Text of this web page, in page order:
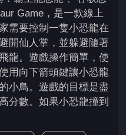
Game，是一款線上
需要控制一隻小恐龍在
開仙人掌，並躲避隨著
龍。遊戲操作簡單，使
用向下箭頭鍵讓小恐龍
小鳥。遊戲的目標是盡
分數。如果小恐龍撞到